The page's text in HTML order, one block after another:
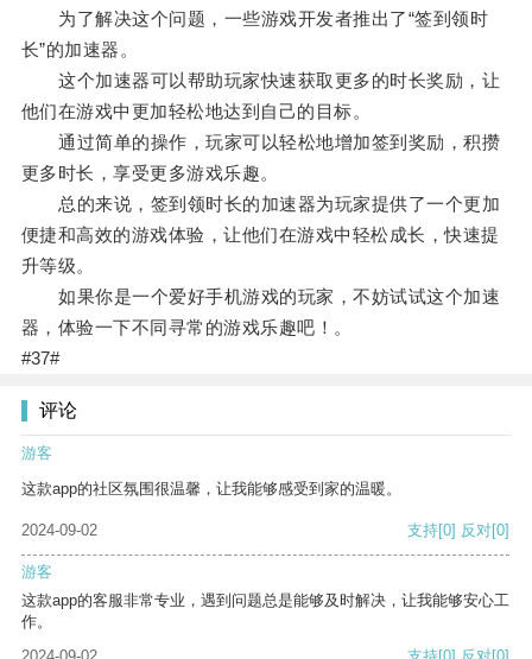
为了解决这个问题，一些游戏开发者推出了“签到领时
长”的加速器。
这个加速器可以帮助玩家快速获取更多的时长奖励，让
他们在游戏中更加轻松地达到自己的目标。
通过简单的操作，玩家可以轻松地增加签到奖励，积攒
更多时长，享受更多游戏乐趣。
总的来说，签到领时长的加速器为玩家提供了一个更加
便捷和高效的游戏体验，让他们在游戏中轻松成长，快速提
升等级。
如果你是一个爱好手机游戏的玩家，不妨试试这个加速
器，体验一下不同寻常的游戏乐趣吧！。
#37#
评论
游客
这款app的社区氛围很温馨，让我能够感受到家的温暖。
2024-09-02 支持[0] 反对[0]
游客
这款app的客服非常专业，遇到问题总是能够及时解决，让我能够安心工
作。